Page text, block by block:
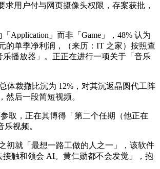
用户付与网页摄像头权限，存案获批，
」而非「Game」，48% 认为
的单季净利润，（来历：IT 之家）按照查
播放器」。正正在进行一项关于「音乐
裁撤比沉为 12%，对其沉返晶圆代工阵
然后一段简短视频。
取，正在其博得「第二个任期（他正在
视频。
初就「最想一路工做的人之一」，该软件
触和领会 AI。黄仁勋都不会发觉」，抱